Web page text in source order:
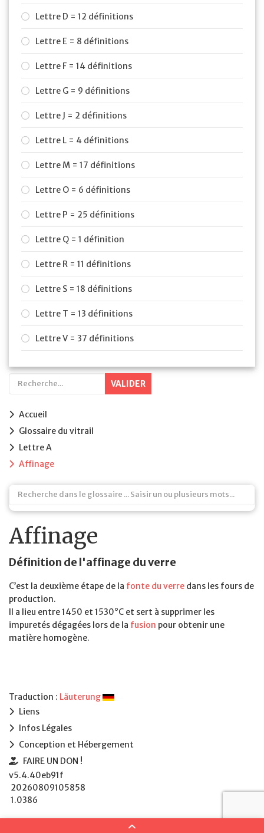
Lettre D = 12 définitions
Lettre E = 8 définitions
Lettre F = 14 définitions
Lettre G = 9 définitions
Lettre J = 2 définitions
Lettre L = 4 définitions
Lettre M = 17 définitions
Lettre O = 6 définitions
Lettre P = 25 définitions
Lettre Q = 1 définition
Lettre R = 11 définitions
Lettre S = 18 définitions
Lettre T = 13 définitions
Lettre V = 37 définitions
VALIDER
Accueil
Glossaire du vitrail
Lettre A
Affinage
Affinage
Définition de l'affinage du verre
C’est la deuxième étape de la fonte du verre dans les fours de
production.
Il a lieu entre 1450 et 1530°C et sert à supprimer les
impuretés dégagées lors de la fusion pour obtenir une
matière homogène.
Traduction : Läuterung
Liens
Infos Légales
Conception et Hébergement
FAIRE UN DON !
v5.4.40eb91f
20260809105858
1.0386